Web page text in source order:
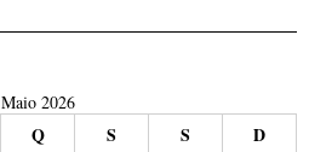
Maio 2026
Q S S D